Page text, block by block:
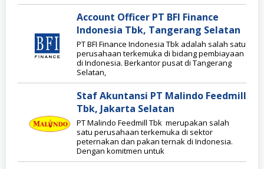
Account Officer PT BFI Finance
Indonesia Tbk, Tangerang Selatan
PT BFI Finance Indonesia Tbk adalah salah satu
perusahaan terkemuka di bidang pembiayaan
di Indonesia. Berkantor pusat di Tangerang
Selatan,
Staf Akuntansi PT Malindo Feedmill
Tbk, Jakarta Selatan
PT Malindo Feedmill Tbk merupakan salah
satu perusahaan terkemuka di sektor
peternakan dan pakan ternak di Indonesia.
Dengan komitmen untuk